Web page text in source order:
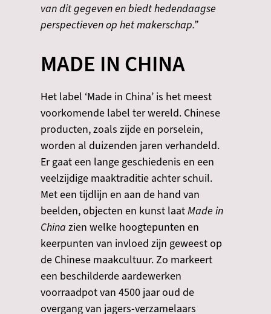
van dit gegeven en biedt hedendaagse
perspectieven op het makerschap.”
MADE IN CHINA
Het label ‘Made in China’ is het meest
voorkomende label ter wereld. Chinese
producten, zoals zijde en porselein,
worden al duizenden jaren verhandeld.
Er gaat een lange geschiedenis en een
veelzijdige maaktraditie achter schuil.
Met een tijdlijn en aan de hand van
beelden, objecten en kunst laatMade in
China zien welke hoogtepunten en
keerpunten van invloed zijn geweest op
de Chinese maakcultuur. Zo markeert
een beschilderde aardewerken
voorraadpot van 4500 jaar oud de
overgang van jagers-verzamelaars